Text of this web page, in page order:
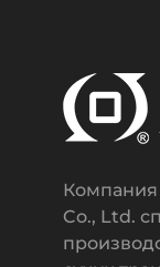
Co., Ltd.